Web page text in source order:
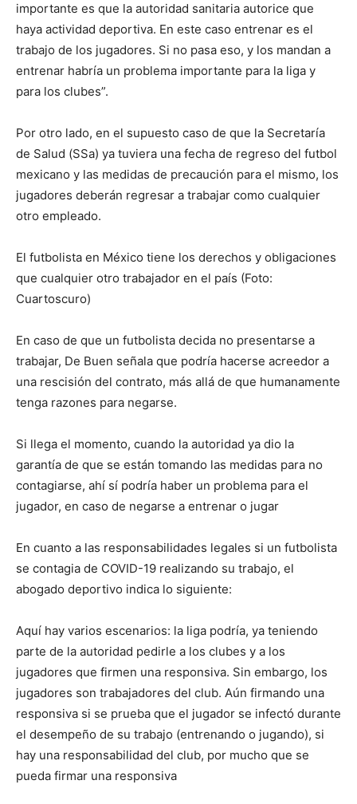
importante es que la autoridad sanitaria autorice que
haya actividad deportiva. En este caso entrenar es el
trabajo de los jugadores. Si no pasa eso, y los mandan a
entrenar habría un problema importante para la liga y
para los clubes”.
Por otro lado, en el supuesto caso de que la Secretaría
de Salud (SSa) ya tuviera una fecha de regreso del futbol
mexicano y las medidas de precaución para el mismo, los
jugadores deberán regresar a trabajar como cualquier
otro empleado.
El futbolista en México tiene los derechos y obligaciones
que cualquier otro trabajador en el país (Foto:
Cuartoscuro)
En caso de que un futbolista decida no presentarse a
trabajar, De Buen señala que podría hacerse acreedor a
una rescisión del contrato, más allá de que humanamente
tenga razones para negarse.
Si llega el momento, cuando la autoridad ya dio la
garantía de que se están tomando las medidas para no
contagiarse, ahí sí podría haber un problema para el
jugador, en caso de negarse a entrenar o jugar
En cuanto a las responsabilidades legales si un futbolista
se contagia de COVID-19 realizando su trabajo, el
abogado deportivo indica lo siguiente:
Aquí hay varios escenarios: la liga podría, ya teniendo
parte de la autoridad pedirle a los clubes y a los
jugadores que firmen una responsiva. Sin embargo, los
jugadores son trabajadores del club. Aún firmando una
responsiva si se prueba que el jugador se infectó durante
el desempeño de su trabajo (entrenando o jugando), si
hay una responsabilidad del club, por mucho que se
pueda firmar una responsiva